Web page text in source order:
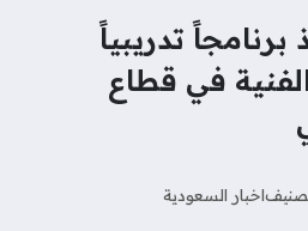
برنامجاً تدريبياً
في قطاع
اخبار السعودية